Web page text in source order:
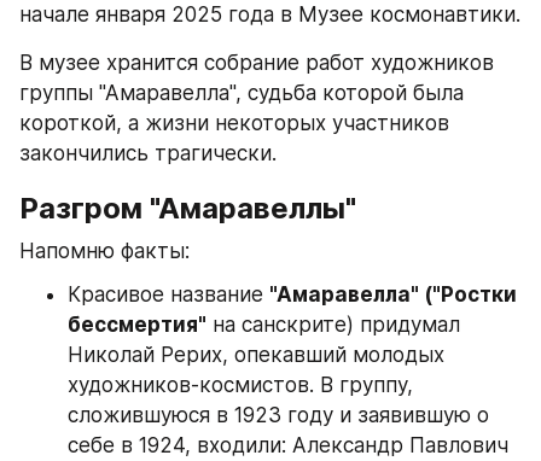
начале января 2025 года в Музее космонавтики.
В музее хранится собрание работ художников
группы "Амаравелла", судьба которой была
короткой, а жизни некоторых участников
закончились трагически.
Разгром "Амаравеллы"
Напомню факты:
Красивое название "Амаравелла" ("Ростки
бессмертия" на санскрите) придумал
Николай Рерих, опекавший молодых
художников-космистов. В группу,
сложившуюся в 1923 году и заявившую о